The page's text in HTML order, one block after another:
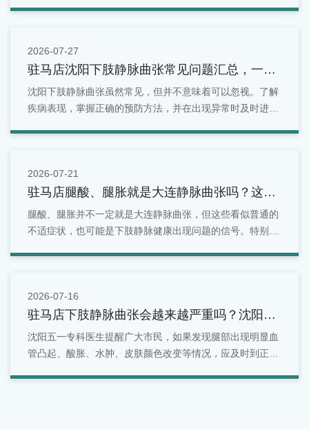
2026-07-27
驻马店沈阳下肢静脉曲张常见问题汇总，一文
看懂
沈阳下肢静脉曲张虽然常见，但并不意味着可以忽视。了解
疾病表现，掌握正确的预防方法，并在出现异常时及时进行
2026-07-21
驻马店腿酸、腿胀就是大连静脉曲张吗？这些
症状别忽视
腿酸、腿胀并不一定就是大连静脉曲张，但这些看似普通的
不适症状，也可能是下肢静脉健康出现问题的信号。特别是
2026-07-16
驻马店下肢静脉曲张会越来越严重吗？沈阳五
一专科医生为您解答！
沈阳五一专科医生提醒广大市民，如果发现腿部出现明显血
管凸起、酸胀、水肿、皮肤颜色改变等情况，应及时到正规